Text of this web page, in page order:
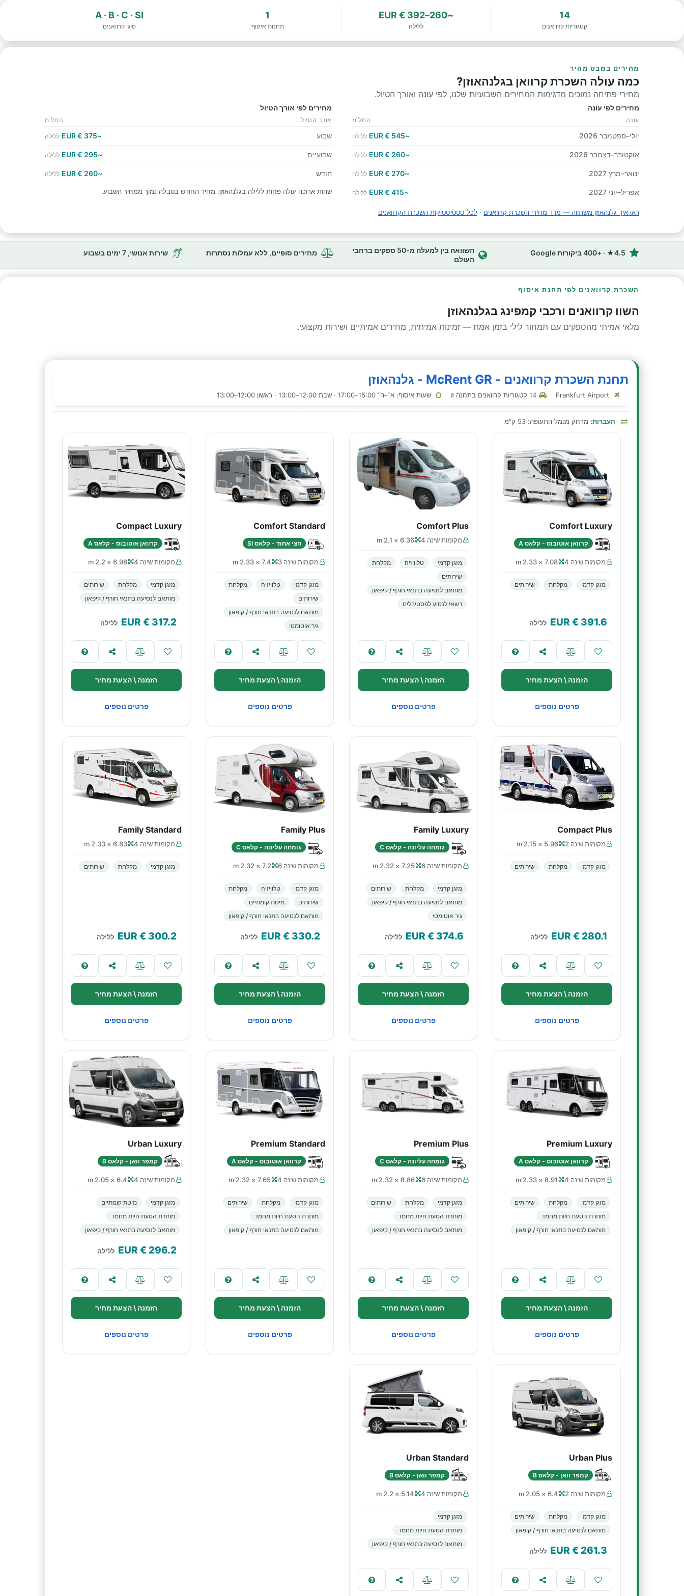
14
קטגוריות קרוואנים
~260–392 € EUR
ללילה
1
תחנות איסוף
A · B · C · SI
סוגי קרוואנים
מחירים במבט מהיר
כמה עולה השכרת קרוואן בגלנהאוזן?
מחירי פתיחה נמוכים מדגימות המחירים השבועיות שלנו, לפי עונה ואורך הטיול.
מחירים לפי עונה
עונה החל מ
יולי–ספטמבר 2026 ~545 € EUR ללילה
אוקטובר–דצמבר 2026 ~260 € EUR ללילה
ינואר–מרץ 2027 ~270 € EUR ללילה
אפריל–יוני 2027 ~415 € EUR ללילה
מחירים לפי אורך הטיול
אורך הטיול החל מ
שבוע ~375 € EUR ללילה
שבועיים ~295 € EUR ללילה
חודש ~260 € EUR ללילה
שהות ארוכה עולה פחות ללילה בגלנהאוזן: מחיר החודש בטבלה נמוך ממחיר השבוע.
ראו איך גלנהאוזן משתווה — מדד מחירי השכרת קרוואנים · לכל סטטיסטיקות השכרת הקרוואנים
4.5★ · +400 ביקורות Google
השוואה בין למעלה מ-50 ספקים ברחבי
העולם
מחירים סופיים, ללא עמלות נסתרות שירות אנושי, 7 ימים בשבוע
השכרת קרוואנים לפי תחנת איסוף
השוו קרוואנים ורכבי קמפינג בגלנהאוזן
מלאי אמיתי מהספקים עם תמחור לילי בזמן אמת — זמינות אמיתית, מחירים אמיתיים ושירות מקצועי.
תחנת השכרת קרוואנים - McRent GR - גלנהאוזן
שעות איסוף: א׳–ה׳ 15:00–17:00 · שבת 12:00–13:00 · ראשון 12:00–13:00
העברות: מרחק מנמל התעופה: 53 ק"מ
Comfort Luxury
קרוואן אוטובוס - קלאס A
מקומות שינה 4 7.08 × 2.33 m
מזגן קדמי מקלחת שירותים
391.6
€ EUR ללילה
הזמנה \ הצעת מחיר
פרטים נוספים
Comfort Plus
מקומות שינה 4 6.36 × 2.1 m
מזגן קדמי טלוויזיה
מקלחת
שירותים
מותאם לנסיעה בתנאי חורף / קיפאון
רשאי לנסוע לפסטיבלים
הזמנה \ הצעת מחיר
פרטים נוספים
Comfort Standard
חצי אחוד - קלאס SI
מקומות שינה 3 7.4 × 2.33 m
מזגן קדמי טלוויזיה
מקלחת
שירותים
מותאם לנסיעה בתנאי חורף / קיפאון
גיר אוטומטי
הזמנה \ הצעת מחיר
פרטים נוספים
Compact Luxury
קרוואן אוטובוס - קלאס A
מקומות שינה 4 6.98 × 2.2 m
מזגן קדמי מקלחת
שירותים
מותאם לנסיעה בתנאי חורף / קיפאון
317.2
€ EUR ללילה
הזמנה \ הצעת מחיר
פרטים נוספים
Compact Plus
מקומות שינה 2 5.96 × 2.15 m
מזגן קדמי מקלחת שירותים
280.1
€ EUR ללילה
הזמנה \ הצעת מחיר
פרטים נוספים
Family Luxury
גומחה עליונה - קלאס C
מקומות שינה 6 7.25 × 2.32 m
מזגן קדמי מקלחת
שירותים
מותאם לנסיעה בתנאי חורף / קיפאון
גיר אוטומטי
374.6
€ EUR ללילה
הזמנה \ הצעת מחיר
פרטים נוספים
Family Plus
גומחה עליונה - קלאס C
מקומות שינה 6 7.2 × 2.32 m
מזגן קדמי טלוויזיה
מקלחת
שירותים
מיטת קומתיים
מותאם לנסיעה בתנאי חורף / קיפאון
330.2
€ EUR ללילה
הזמנה \ הצעת מחיר
פרטים נוספים
Family Standard
מקומות שינה 4 6.83 × 2.33 m
מזגן קדמי מקלחת שירותים
300.2
€ EUR ללילה
הזמנה \ הצעת מחיר
פרטים נוספים
Premium Luxury
קרוואן אוטובוס - קלאס A
מקומות שינה 4 8.91 × 2.33 m
מזגן קדמי מקלחת
שירותים
מותרת הסעת חיות מחמד
מותאם לנסיעה בתנאי חורף / קיפאון
הזמנה \ הצעת מחיר
פרטים נוספים
Premium Plus
גומחה עליונה - קלאס C
מקומות שינה 6 8.86 × 2.32 m
מזגן קדמי מקלחת
שירותים
מותרת הסעת חיות מחמד
מותאם לנסיעה בתנאי חורף / קיפאון
הזמנה \ הצעת מחיר
פרטים נוספים
Premium Standard
קרוואן אוטובוס - קלאס A
מקומות שינה 4 7.65 × 2.32 m
מזגן קדמי מקלחת
שירותים
מותרת הסעת חיות מחמד
מותאם לנסיעה בתנאי חורף / קיפאון
הזמנה \ הצעת מחיר
פרטים נוספים
Urban Luxury
קמפר וואן - קלאס B
מקומות שינה 4 6.4 × 2.05 m
מזגן קדמי
מיטת קומתיים
מותרת הסעת חיות מחמד
מותאם לנסיעה בתנאי חורף / קיפאון
296.2
€ EUR ללילה
הזמנה \ הצעת מחיר
פרטים נוספים
Urban Plus
קמפר וואן - קלאס B
מקומות שינה 2 6.4 × 2.05 m
מזגן קדמי מקלחת
שירותים
מותאם לנסיעה בתנאי חורף / קיפאון
261.3
€ EUR ללילה
Urban Standard
קמפר וואן - קלאס B
מקומות שינה 4 5.14 × 2.2 m
מזגן קדמי
מותרת הסעת חיות מחמד
מותאם לנסיעה בתנאי חורף / קיפאון